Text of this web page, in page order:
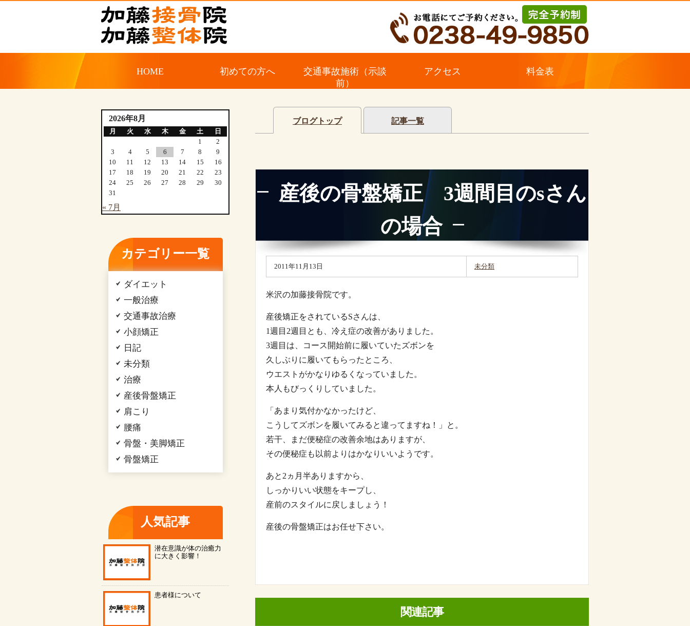
HOME 初めての方へ
交通事故施術（示談
前）
アクセス 料金表
ブログトップ 記事一覧
産後の骨盤矯正 3週間目のsさん
の場合
2011年11月13日 未分類
米沢の加藤接骨院です。
産後矯正をされているSさんは、
1週目2週目とも、冷え症の改善がありました。
3週目は、コース開始前に履いていたズボンを
久しぶりに履いてもらったところ、
ウエストがかなりゆるくなっていました。
本人もびっくりしていました。
「あまり気付かなかったけど、
こうしてズボンを履いてみると違ってますね！」と。
若干、まだ便秘症の改善余地はありますが、
その便秘症も以前よりはかなりいいようです。
あと2ヵ月半ありますから、
しっかりいい状態をキープし、
産前のスタイルに戻しましょう！
産後の骨盤矯正はお任せ下さい。
関連記事
2026年8月
月 火 水 木 金 土
日
1
2
3
4 5 6 7 8
9
10
11 12 13 14 15
16
17
18 19 20 21 22
23
24
25 26 27 28 29
30
31
« 7月
カテゴリー一覧
ダイエット
一般治療
交通事故治療
小顔矯正
日記
未分類
治療
産後骨盤矯正
肩こり
腰痛
骨盤・美脚矯正
骨盤矯正
人気記事
潜在意識が体の治癒力
に大きく影響！
患者様について